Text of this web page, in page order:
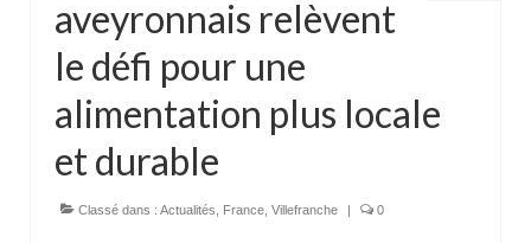
aveyronnais relèvent
le défi pour une
alimentation plus locale
et durable
Classé dans : Actualités France Villefranche 0